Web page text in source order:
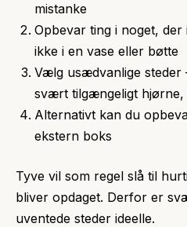
mistanke
Opbevar ting i noget,
ikke i en vase eller bøtte
Vælg usædvanlige steder
svært tilgængeligt hjørne,
Alternativt kan du
ekstern boks
Tyve vil som regel slå til
bliver opdaget. Derfor er
uventede steder ideelle.